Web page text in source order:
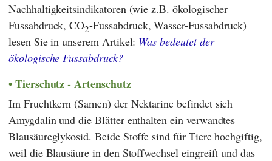
Nachhaltigkeitsindikatoren (wie z.B. ökologischer
Fussabdruck, CO2-Fussabdruck, Wasser-Fussabdruck)
lesen Sie in unserem Artikel: Was bedeutet der
ökologische Fussabdruck?
Tierschutz - Artenschutz
Im Fruchtkern (Samen) der Nektarine befindet sich
Amygdalin und die Blätter enthalten ein verwandtes
Blausäureglykosid. Beide Stoffe sind für Tiere hochgiftig,
weil die Blausäure in den Stoffwechsel eingreift und das